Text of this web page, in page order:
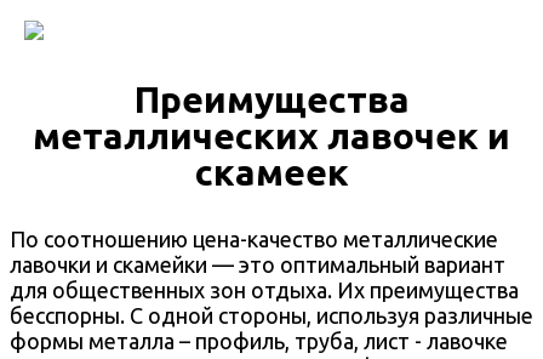
Преимущества
металлических лавочек и
скамеек
По соотношению цена-качество металлические
лавочки и скамейки — это оптимальный вариант
для общественных зон отдыха. Их преимущества
бесспорны. С одной стороны, используя различные
формы металла – профиль, труба, лист - лавочке